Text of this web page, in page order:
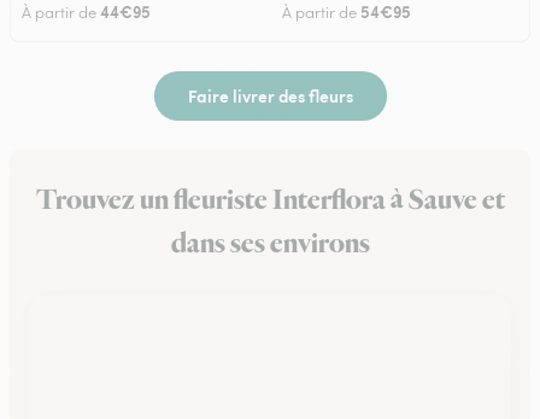
À partir de44€95 À partir de 54€95
Faire livrer des fleurs
Trouvez un fleuriste Interflora à Sauve et
dans ses environs